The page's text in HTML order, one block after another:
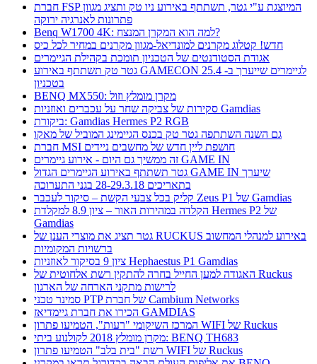
חברת FSP המיוצגת ע"י גטר, תשתתף באירוע ניו טק ותציג מגוון
פתרונות לאנרגיה ירוקה
Benq W1700 4K: למה הוא המקרן המנצח?
חדש! קטלוג מקרנים למונדיאל-מגוון מקרנים במחיר לכל כיס
אגודת הסטודנטים של הטכניון תומכת בקהילת הגיימרים
גטר טק תשתתף באירוע GAMECON לגיימרים שייערך ב- 25.4
בטכניון
BENQ MX550: מקרן מומלץ וזול
סקירות של צביקה שחר על עכברים ואוזניות Gamdias
ביקורת: Gamdias Hermes P2 RGB
גם השנה השתתפה גטר טק בכנס הגיימינג המוביל של מאקו
חברת MSI חושפת ליין חדש של מחשבים ניידים
זה ממשיך גם היום - אירוע גיימרים GAME IN
גטר תשתתף באירוע הגיימרים הגדול GAME IN שיערך
בתאריכים 28-29.3.18 בגני התערוכה
קליק בכל צבעי הקשת – סיקור לעכבר Zeus P1 של Gamdias
הקלדה במהירות האור – ציון 8.9 למקלדת Hermes P2 של
Gamdias
גטר תציג את מוצרי הענן של RUCKUS באירוע למנהלי המחשוב
ברשויות המקומיות
ציון 9 בסיקור לאוזניות Hephaestus P1 Gamdias
האגודה למען החייל בחרה להתקין רשת אלחוטית של Ruckus
לרישות מתקני הארחה של הארגון
סמינר טכני PTP של חברת Cambium Networks
הכירו את חברת גיימדיאז GAMDIAS
המרכז השיקומי "רעות", הטמיעו פתרון WIFI של Ruckus
מקרן מומלץ 2018 לקולנוע ביתי: BENQ TH683
רשת "בית בלב" הטמיעו פתרון WIFI של Ruckus